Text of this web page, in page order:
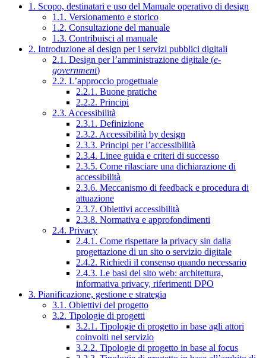
1. Scopo, destinatari e uso del Manuale operativo di design
1.1. Versionamento e storico
1.2. Consultazione del manuale
1.3. Contribuisci al manuale
2. Introduzione al design per i servizi pubblici digitali
2.1. Design per l’amministrazione digitale (e-
government)
2.2. L’approccio progettuale
2.2.1. Buone pratiche
2.2.2. Principi
2.3. Accessibilità
2.3.1. Definizione
2.3.2. Accessibilità by design
2.3.3. Principi per l’accessibilità
2.3.4. Linee guida e criteri di successo
2.3.5. Come rilasciare una dichiarazione di
accessibilità
2.3.6. Meccanismo di feedback e procedura di
attuazione
2.3.7. Obiettivi accessibilità
2.3.8. Normativa e approfondimenti
2.4. Privacy
2.4.1. Come rispettare la privacy sin dalla
progettazione di un sito o servizio digitale
2.4.2. Richiedi il consenso quando necessario
2.4.3. Le basi del sito web: architettura,
informativa privacy, riferimenti DPO
3. Pianificazione, gestione e strategia
3.1. Obiettivi del progetto
3.2. Tipologie di progetti
3.2.1. Tipologie di progetto in base agli attori
coinvolti nel servizio
3.2.2. Tipologie di progetto in base al focus